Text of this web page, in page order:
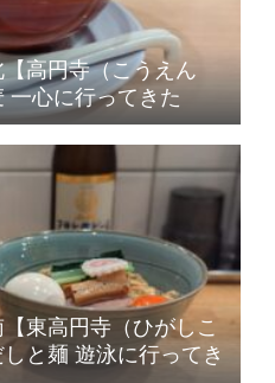
高円寺（こうえん
一心に行ってきた
東高円寺（ひがしこ
と麺 遊泳に行ってき